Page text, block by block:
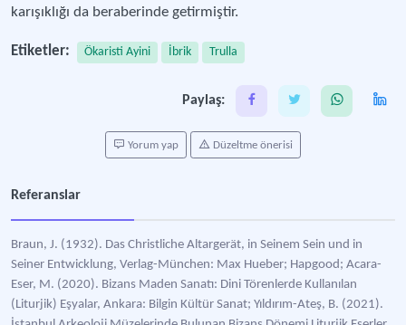
karışıklığı da beraberinde getirmiştir.
Etiketler: Ökaristi Ayini İbrik Trulla
Paylaş:
Yorum yap Düzeltme önerisi
Referanslar
Braun, J. (1932). Das Christliche Altargerät, in Seinem Sein und in
Seiner Entwicklung, Verlag-München: Max Hueber; Hapgood; Acara-
Eser, M. (2020). Bizans Maden Sanatı: Dini Törenlerde Kullanılan
(Liturjik) Eşyalar, Ankara: Bilgin Kültür Sanat; Yıldırım-Ateş, B. (2021).